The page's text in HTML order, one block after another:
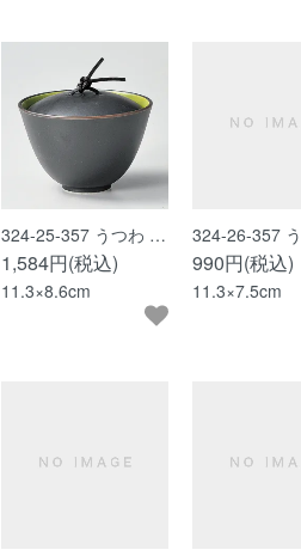
324-25-357 うつわ …
1,584円(税込)
11.3×8.6cm
324-26-357
990円(税込)
11.3×7.5cm